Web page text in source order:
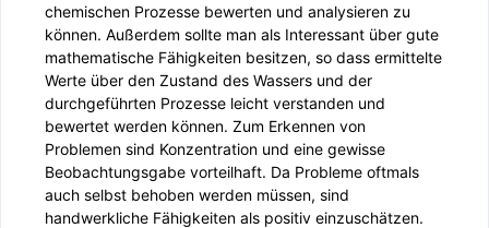
chemischen Prozesse bewerten und analysieren zu
können. Außerdem sollte man als Interessant über gute
mathematische Fähigkeiten besitzen, so dass ermittelte
Werte über den Zustand des Wassers und der
durchgeführten Prozesse leicht verstanden und
bewertet werden können. Zum Erkennen von
Problemen sind Konzentration und eine gewisse
Beobachtungsgabe vorteilhaft. Da Probleme oftmals
auch selbst behoben werden müssen, sind
handwerkliche Fähigkeiten als positiv einzuschätzen.